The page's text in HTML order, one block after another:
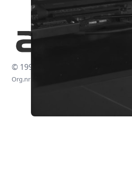
© 1997-2026
Org.nr: 556438-4260